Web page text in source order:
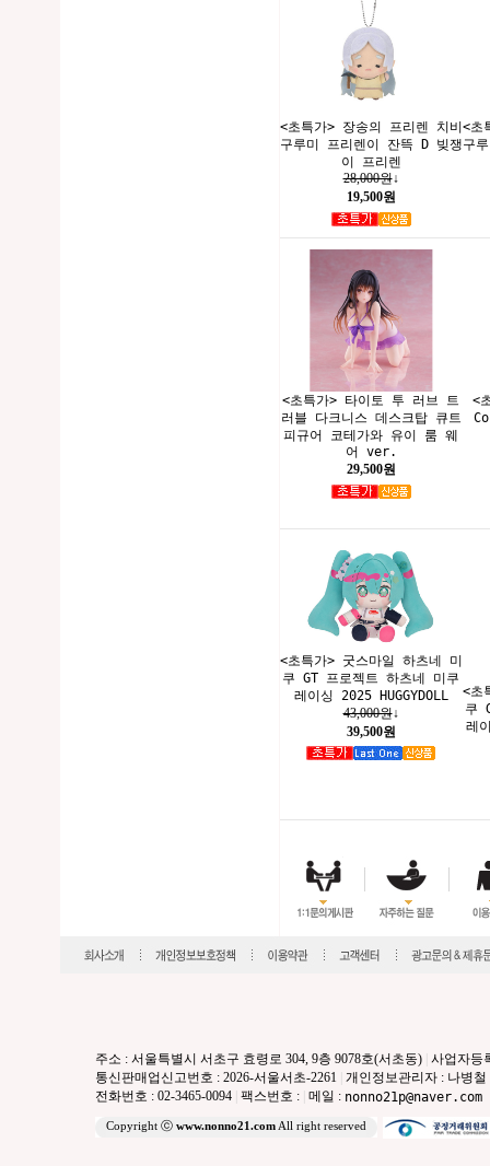
<초특가> 장송의 프리렌 치비
구루미 프리렌이 잔뜩 D 빚쟁
이 프리렌
28,000원↓
19,500원
<초
구
<초특가> 타이토 투 러브 트
러블 다크니스 데스크탑 큐트
피규어 코테가와 유이 룸 웨
어 ver.
29,500원
<
<초특가> 굿스마일 하츠네 미
쿠 GT 프로젝트 하츠네 미쿠
레이싱 2025 HUGGYDOLL
43,000원↓
39,500원
<초
쿠
레
주소 : 서울특별시 서초구 효령로 304, 9층 9078호(서초동) 사업자등
통신판매업신고번호 : 2026-서울서초-2261 개인정보관리자 : 나병철
전화번호 : 02-3465-0094 팩스번호 : 메일 : nonno21p@naver.com
Copyright ⓒ www.nonno21.comAll right reserved